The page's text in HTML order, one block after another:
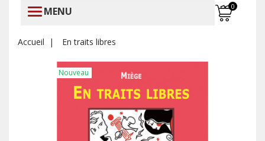
MENU 0
Accueil En traits libres
Nouveau